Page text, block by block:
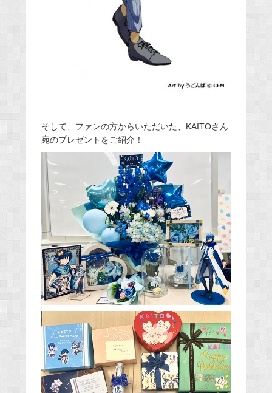
そして、ファンの方からいただいた、KAITOさん
宛のプレゼントをご紹介！